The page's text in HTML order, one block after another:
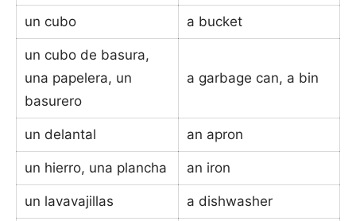
un cubo a bucket
un cubo de basura,
una papelera, un
basurero
a garbage can, a bin
un delantal an apron
un hierro, una plancha an iron
un lavavajillas a dishwasher